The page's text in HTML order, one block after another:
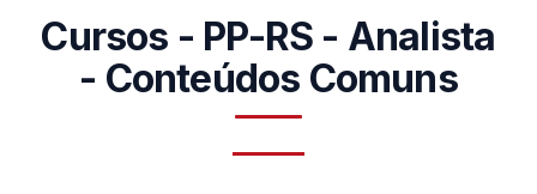
Cursos - PP-RS - Analista
- Conteúdos Comuns